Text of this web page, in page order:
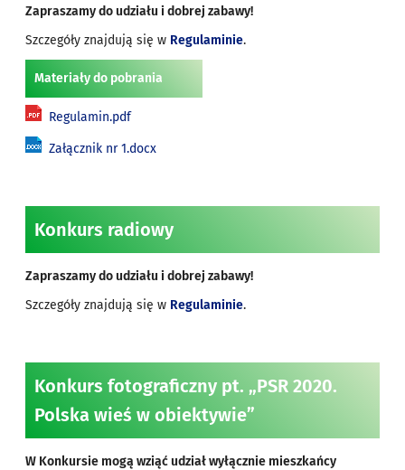
Zapraszamy do udziału i dobrej zabawy!
Szczegóły znajdują się w Regulaminie.
Materiały do pobrania
Regulamin.pdf
Załącznik nr 1.docx
Konkurs radiowy
Zapraszamy do udziału i dobrej zabawy!
Szczegóły znajdują się w Regulaminie.
Konkurs fotograficzny pt. „PSR 2020.
Polska wieś w obiektywie”
W Konkursie mogą wziąć udział wyłącznie mieszkańcy